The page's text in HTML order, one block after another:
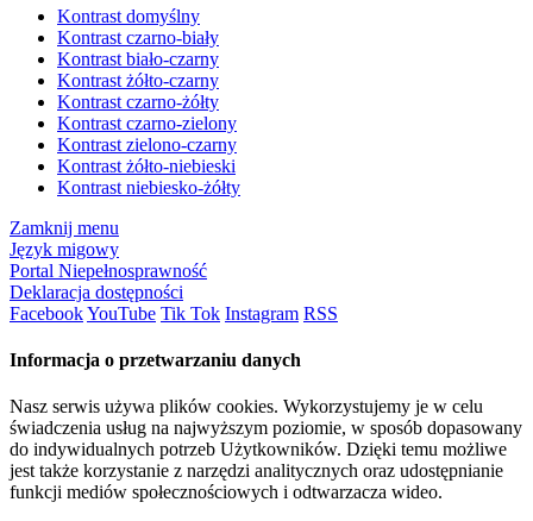
Kontrast domyślny
Kontrast czarno-biały
Kontrast biało-czarny
Kontrast żółto-czarny
Kontrast czarno-żółty
Kontrast czarno-zielony
Kontrast zielono-czarny
Kontrast żółto-niebieski
Kontrast niebiesko-żółty
Zamknij menu
Język migowy
Portal Niepełnosprawność
Deklaracja dostępności
FacebookYouTube Tik Tok Instagram RSS
Informacja o przetwarzaniu danych
Nasz serwis używa plików cookies. Wykorzystujemy je w celu
świadczenia usług na najwyższym poziomie, w sposób dopasowany
do indywidualnych potrzeb Użytkowników. Dzięki temu możliwe
jest także korzystanie z narzędzi analitycznych oraz udostępnianie
funkcji mediów społecznościowych i odtwarzacza wideo.